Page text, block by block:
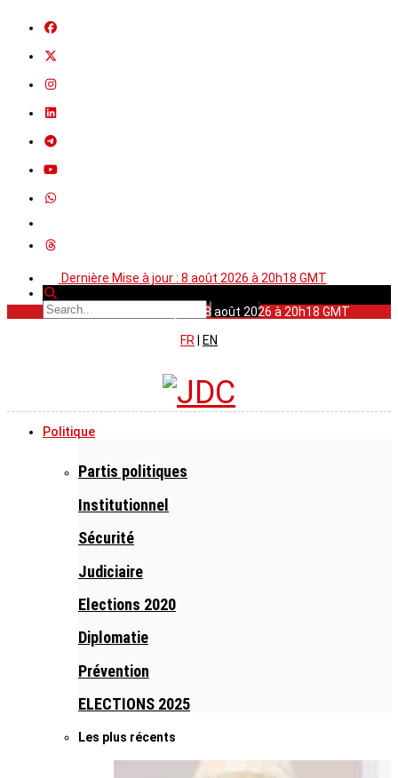
Dernière Mise à jour : 8 août 2026 à 20h18 GMT
Dernière Mise à jour : 8 août 2026 à 20h18 GMT
FR
EN
Politique
Partis politiques
Institutionnel
Sécurité
Judiciaire
Elections 2020
Diplomatie
Prévention
ELECTIONS 2025
Les plus récents